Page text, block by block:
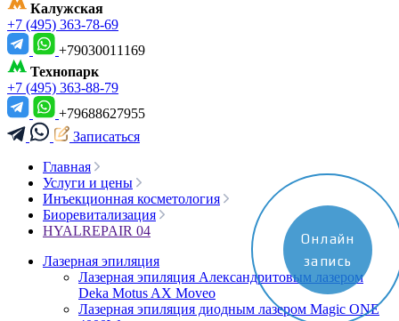
Калужская
+7 (495) 363-78-69
+79030011169
Технопарк
+7 (495) 363-88-79
+79688627955
Записаться
Главная
Услуги и цены
Инъекционная косметология
Биоревитализация
HYALREPAIR 04
Лазерная эпиляция
Лазерная эпиляция Александритовым лазером
Deka Motus AX Moveo
Лазерная эпиляция диодным лазером Magic ONE
Онлайн
запись